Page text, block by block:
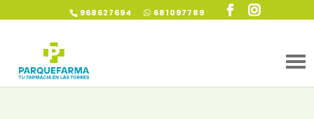
968627694 681097789